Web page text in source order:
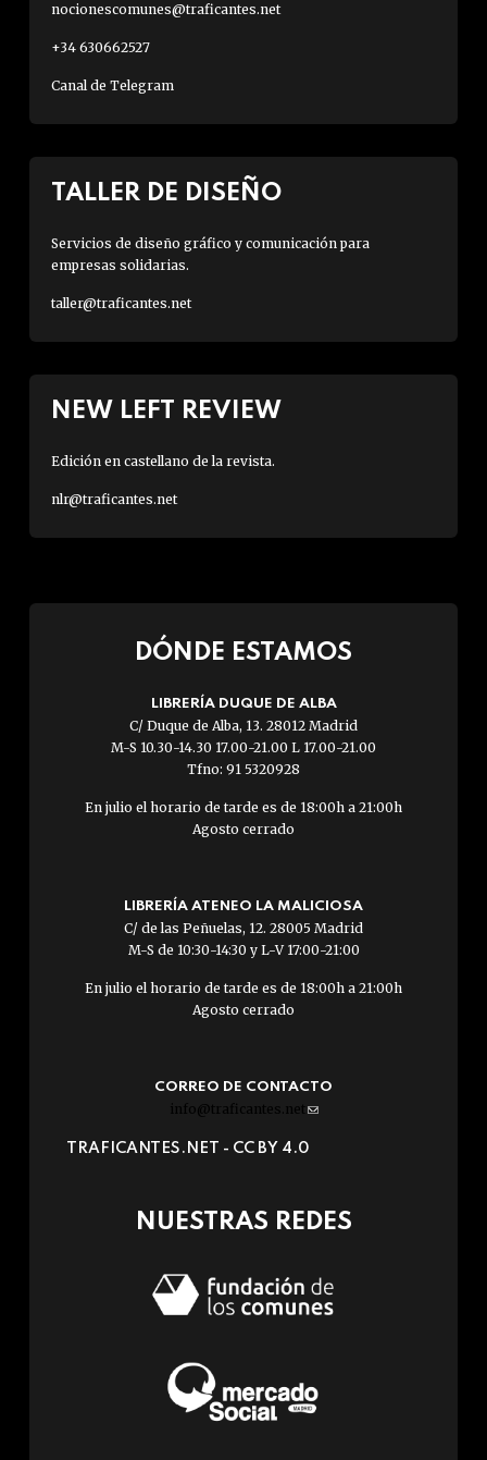
nocionescomunes@traficantes.net
+34 630662527
Canal de Telegram
TALLER DE DISEÑO
Servicios de diseño gráfico y comunicación para
empresas solidarias.
taller@traficantes.net
NEW LEFT REVIEW
Edición en castellano de la revista.
nlr@traficantes.net
DÓNDE ESTAMOS
LIBRERÍA DUQUE DE ALBA
C/ Duque de Alba, 13. 28012 Madrid
M-S 10.30-14.30 17.00-21.00 L 17.00-21.00
Tfno: 91 5320928
En julio el horario de tarde es de 18:00h a 21:00h
Agosto cerrado
LIBRERÍA ATENEO LA MALICIOSA
C/ de las Peñuelas, 12. 28005 Madrid
M-S de 10:30-14:30 y L-V 17:00-21:00
En julio el horario de tarde es de 18:00h a 21:00h
Agosto cerrado
CORREO DE CONTACTO
info@traficantes.net (link
e-
TRAFICANTES.NET - CC BY 4.0
NUESTRAS REDES